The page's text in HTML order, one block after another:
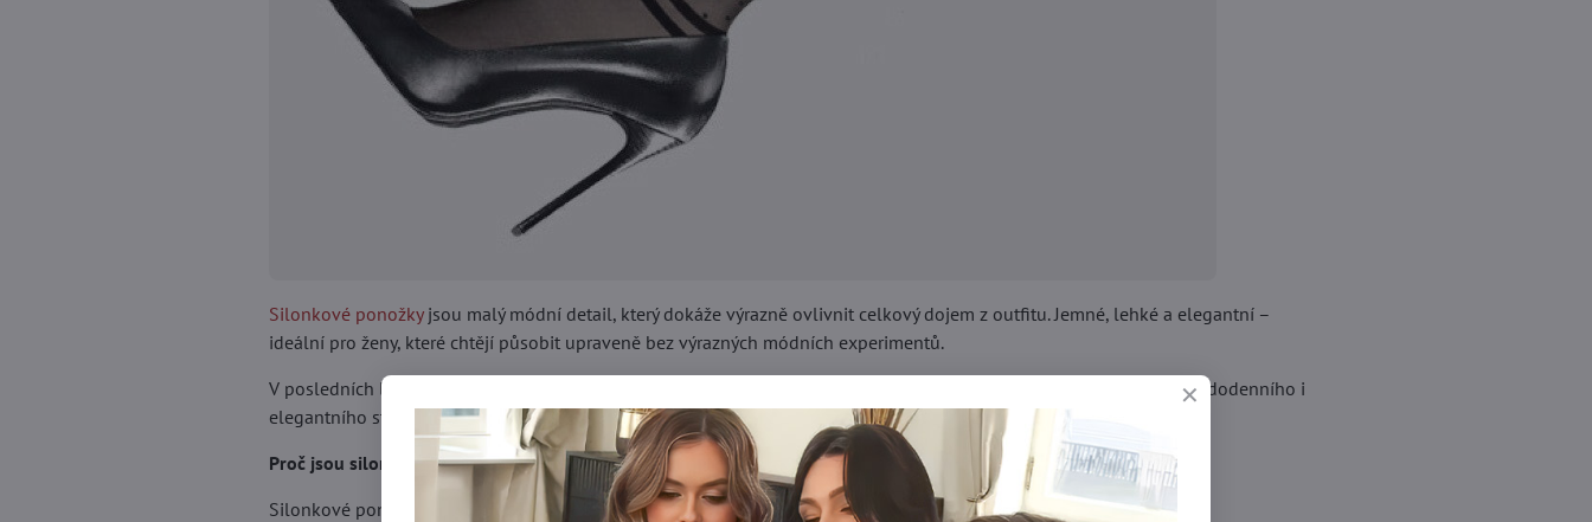
Silonkové ponožkyjsou malý módní detail, který dokáže výrazně ovlivnit celkový dojem z outfitu. Jemné, lehké a elegantní –
ideální pro ženy, které chtějí působit upraveně bez výrazných módních experimentů.
V posledních letech se staly výrazným trendem a dnes už nejsou jen praktickým doplňkem, ale stylovou součástí každodenního i
elegantního stylingu.
Proč jsou silonkové ponožky tak oblíbené?
Silonkové ponožky jsou vyrobené z jemného nylonu nebo materiálů s podílem elastanu, díky čemuž: